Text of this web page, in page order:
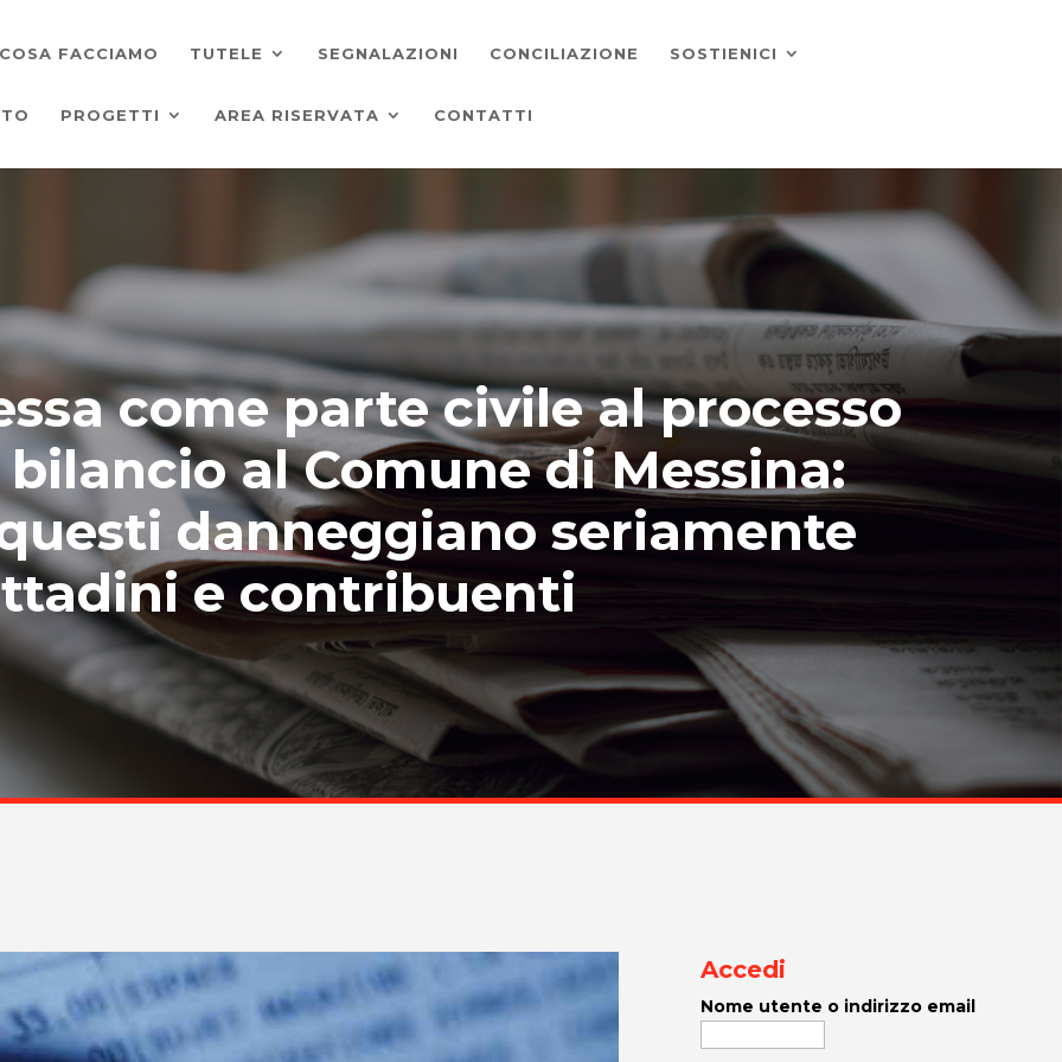
COSA FACCIAMO TUTELE SEGNALAZIONI CONCILIAZIONE SOSTIENICI
PROGETTI AREA RISERVATA CONTATTI
come parte civile al processo
al Comune di Messina:
danneggiano seriamente
e contribuenti
Accedi
Nome utente o indirizzo email